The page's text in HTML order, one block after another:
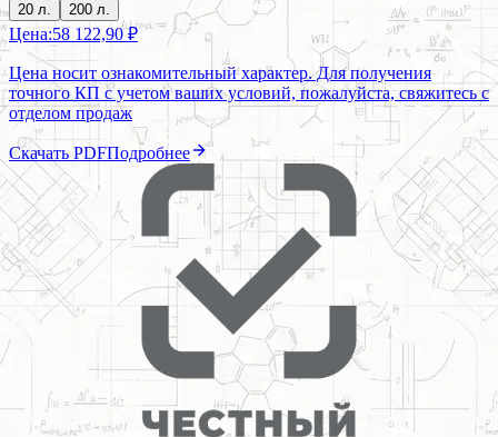
20 л. 200 л.
Цена:58 122,90 ₽
Цена носит ознакомительный характер. Для получения
точного КП с учетом ваших условий, пожалуйста, свяжитесь с
отделом продаж
Скачать PDFПодробнее